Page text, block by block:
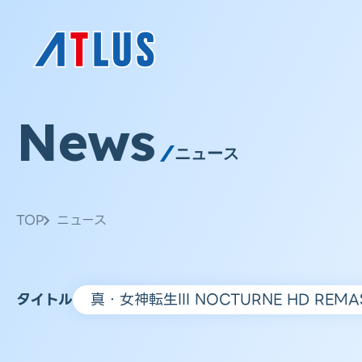
News ニュース
TOP ニュース
タイトル